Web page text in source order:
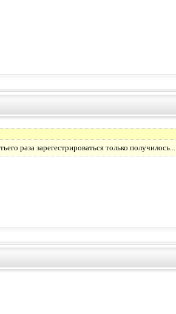
раза зарегестрироваться только получилось...